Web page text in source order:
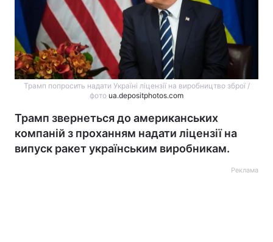
Трамп попросить надати Україні ліцензії на виробництво зброї /
фото ua.depositphotos.com
Трамп звернеться до американських
компаній з проханням надати ліцензії на
випуск ракет українським виробникам.
Реклама